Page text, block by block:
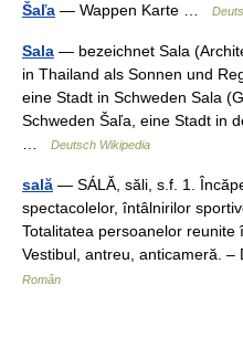
Šaľa — Wappen Karte …
Sala — bezeichnet Sala
in Thailand als Sonnen und
eine Stadt in Schweden Sala
Schweden Šaľa, eine Stadt in
Deutsch Wikipedia
sală — SÁLĂ, săli, s.f. 1.
spectacolelor, întâlnirilor
Totalitatea persoanelor reunite
Vestibul, antreu, anticameră.
Român